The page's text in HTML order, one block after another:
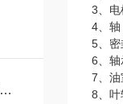
3、电
4、轴
5、密
6、
7、油
8、叶